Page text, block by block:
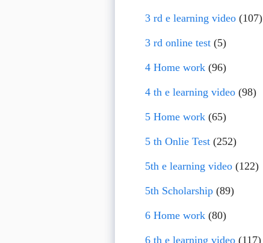
3 rd e learning video(107)
3 rd online test(5)
4 Home work(96)
4 th e learning video(98)
5 Home work(65)
5 th Onlie Test(252)
5th e learning video(122)
5th Scholarship(89)
6 Home work(80)
6 th e learning video(117)